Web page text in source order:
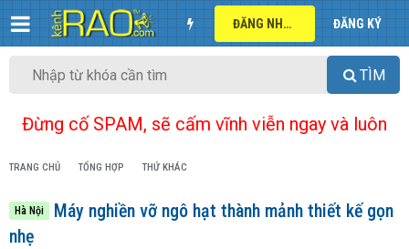
ĐĂNG NHẬP ĐĂNG KÝ
TÌM
Đừng cố SPAM, sẽ cấm vĩnh viễn ngay và luôn
TRANG CHỦ TỔNG HỢP THỨ KHÁC
Hà Nội
Máy nghiền vỡ ngô hạt thành mảnh thiết kế gọn
nhẹ